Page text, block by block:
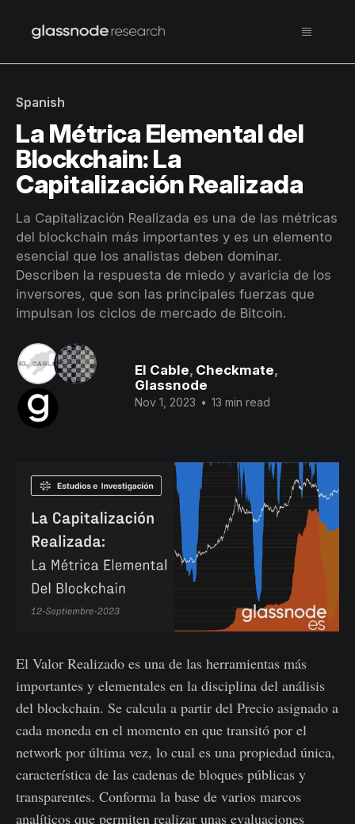
Spanish
La Métrica Elemental del
Blockchain: La
Capitalización Realizada
La Capitalización Realizada es una de las métricas
del blockchain más importantes y es un elemento
esencial que los analistas deben dominar.
Describen la respuesta de miedo y avaricia de los
inversores, que son las principales fuerzas que
impulsan los ciclos de mercado de Bitcoin.
El Cable, Checkmate,
Glassnode
Nov 1, 2023 • 13 min read
El Valor Realizado es una de las herramientas más
importantes y elementales en la disciplina del análisis
del blockchain. Se calcula a partir del Precio asignado a
cada moneda en el momento en que transitó por el
network por última vez, lo cual es una propiedad única,
característica de las cadenas de bloques públicas y
transparentes. Conforma la base de varios marcos
analíticos que permiten realizar unas evaluaciones